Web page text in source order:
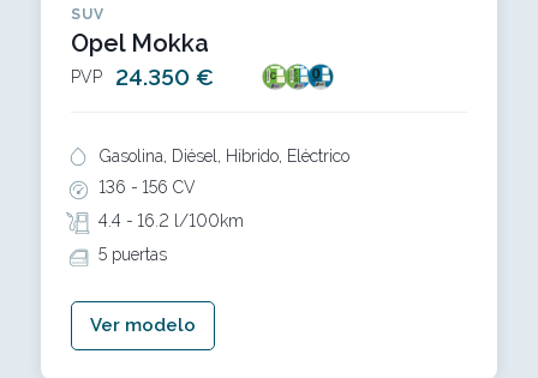
SUV
Opel Mokka
PVP 24.350 €
Gasolina, Diésel, Híbrido, Eléctrico
136 - 156 CV
4.4 - 16.2 l/100km
5 puertas
Ver modelo